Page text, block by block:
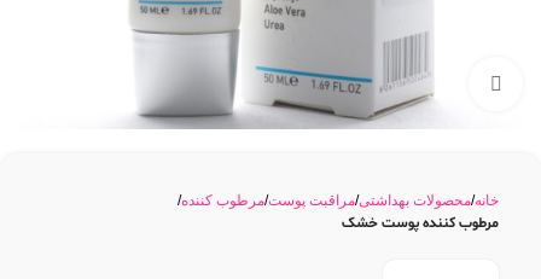
بزرگنمایی تصویر
خانه محصولات بهداشتی مراقبت پوست مرطوب کننده
مرطوب کننده پوست خشک